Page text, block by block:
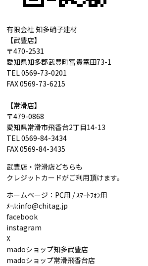
有限会社 知多硝子建材
【武豊店】
〒470-2531
愛知県知多郡武豊町冨貴篭田73-1
TEL 0569-73-0201
FAX 0569-73-6215
【常滑店】
〒479-0868
愛知県常滑市飛香台2丁目14-13
TEL 0569-84-3434
FAX 0569-84-3435
武豊店・常滑店どちらも
クレジットカードがご利用頂けます。
ホームページ：PC用 / ｽﾏｰﾄﾌｫﾝ用
ﾒｰﾙ:info@chitag.jp
facebook
instagram
X
madoショップ知多武豊店
madoショップ常滑飛香台店